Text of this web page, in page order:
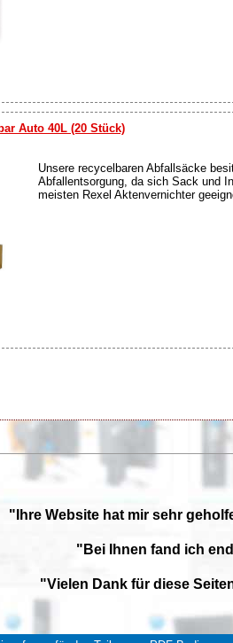
Auto 40L (20 Stück)
Unsere recycelbaren Abfallsäcke
Abfallentsorgung, da sich Sack und
meisten Rexel Aktenvernichter
"Ihre Website hat mir sehr
"Bei Ihnen fand ich
"Vielen Dank für diese